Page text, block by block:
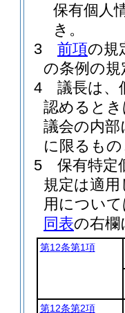
保有個人
き。
3
前項の規
の条例の
4
議長は、
認めると
議会の内
に限るも
5
保有特定
規定は適
用につい
同表の右欄
第12条第1項
第12条第2項